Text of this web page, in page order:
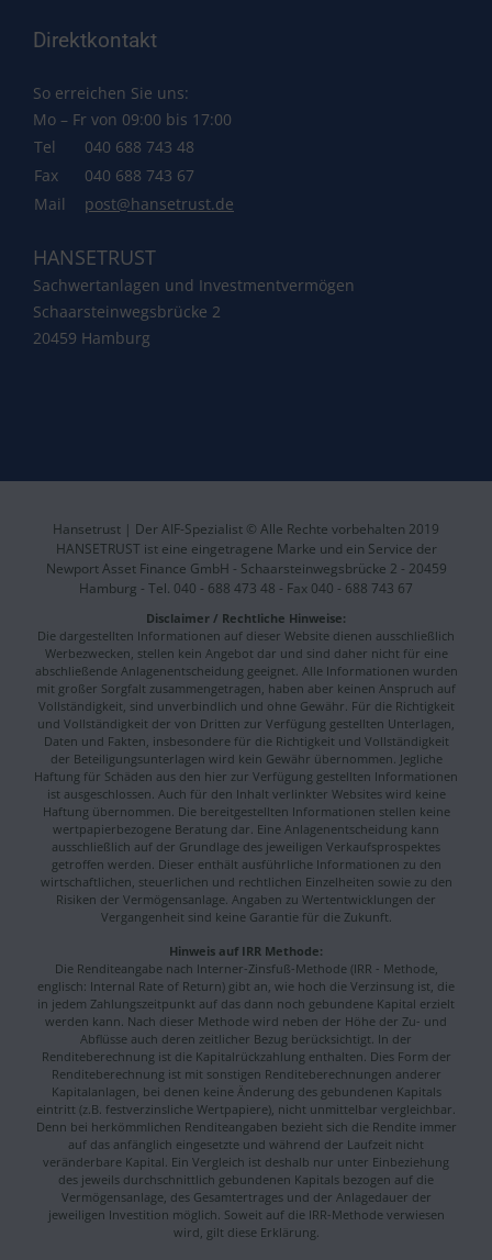
Direktkontakt
So erreichen Sie uns:
Mo – Fr von 09:00 bis 17:00
Tel
040 688 743 48
Fax
040 688 743 67
Mail
post@hansetrust.de
HANSETRUST
Sachwertanlagen und Investmentvermögen
Schaarsteinwegsbrücke 2
20459 Hamburg
Hansetrust | Der AIF-Spezialist © Alle Rechte vorbehalten 2019
HANSETRUST ist eine eingetragene Marke und ein Service der
Newport Asset Finance GmbH - Schaarsteinwegsbrücke 2 - 20459
Hamburg - Tel. 040 - 688 473 48 - Fax 040 - 688 743 67
Disclaimer / Rechtliche Hinweise:
Die dargestellten Informationen auf dieser Website dienen ausschließlich
Werbezwecken, stellen kein Angebot dar und sind daher nicht für eine
abschließende Anlagenentscheidung geeignet. Alle Informationen wurden
mit großer Sorgfalt zusammengetragen, haben aber keinen Anspruch auf
Vollständigkeit, sind unverbindlich und ohne Gewähr. Für die Richtigkeit
und Vollständigkeit der von Dritten zur Verfügung gestellten Unterlagen,
Daten und Fakten, insbesondere für die Richtigkeit und Vollständigkeit
der Beteiligungsunterlagen wird kein Gewähr übernommen. Jegliche
Haftung für Schäden aus den hier zur Verfügung gestellten Informationen
ist ausgeschlossen. Auch für den Inhalt verlinkter Websites wird keine
Haftung übernommen. Die bereitgestellten Informationen stellen keine
wertpapierbezogene Beratung dar. Eine Anlagenentscheidung kann
ausschließlich auf der Grundlage des jeweiligen Verkaufsprospektes
getroffen werden. Dieser enthält ausführliche Informationen zu den
wirtschaftlichen, steuerlichen und rechtlichen Einzelheiten sowie zu den
Risiken der Vermögensanlage. Angaben zu Wertentwicklungen der
Vergangenheit sind keine Garantie für die Zukunft.
Hinweis auf IRR Methode:
Die Renditeangabe nach Interner-Zinsfuß-Methode (IRR - Methode,
englisch: Internal Rate of Return) gibt an, wie hoch die Verzinsung ist, die
in jedem Zahlungszeitpunkt auf das dann noch gebundene Kapital erzielt
werden kann. Nach dieser Methode wird neben der Höhe der Zu- und
Abflüsse auch deren zeitlicher Bezug berücksichtigt. In der
Renditeberechnung ist die Kapitalrückzahlung enthalten. Dies Form der
Renditeberechnung ist mit sonstigen Renditeberechnungen anderer
Kapitalanlagen, bei denen keine Änderung des gebundenen Kapitals
eintritt (z.B. festverzinsliche Wertpapiere), nicht unmittelbar vergleichbar.
Denn bei herkömmlichen Renditeangaben bezieht sich die Rendite immer
auf das anfänglich eingesetzte und während der Laufzeit nicht
veränderbare Kapital. Ein Vergleich ist deshalb nur unter Einbeziehung
des jeweils durchschnittlich gebundenen Kapitals bezogen auf die
Vermögensanlage, des Gesamtertrages und der Anlagedauer der
jeweiligen Investition möglich. Soweit auf die IRR-Methode verwiesen
wird, gilt diese Erklärung.